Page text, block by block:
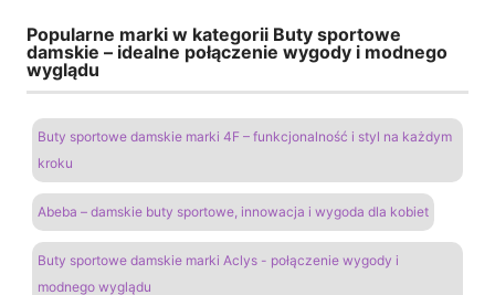
Popularne marki w kategorii Buty sportowe
damskie – idealne połączenie wygody i modnego
wyglądu
Buty sportowe damskie marki 4F – funkcjonalność i styl na każdym
kroku
Abeba – damskie buty sportowe, innowacja i wygoda dla kobiet
Buty sportowe damskie marki Aclys - połączenie wygody i
modnego wyglądu